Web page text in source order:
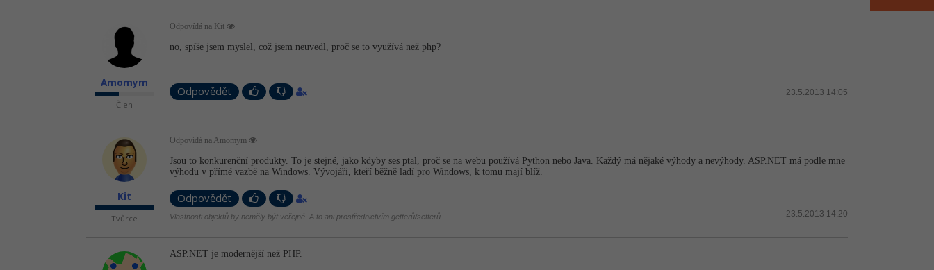
Amomym
Člen
Odpovídá na Kit
no, spíše jsem myslel, což jsem neuvedl, proč se to využívá než php?
Odpovědět 23.5.2013 14:05
Kit
Tvůrce
Odpovídá na Amomym
Jsou to konkurenční produkty. To je stejné, jako kdyby ses ptal, proč se na webu používá Python nebo Java. Každý má nějaké výhody a nevýhody. ASP.NET má podle mne
výhodu v přímé vazbě na Windows. Vývojáři, kteří běžně ladí pro Windows, k tomu mají blíž.
Odpovědět
23.5.2013 14:20
Vlastnosti objektů by neměly být veřejné. A to ani prostřednictvím getterů/setterů.
ASP.NET je modernější než PHP.